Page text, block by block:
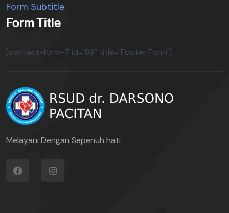
Form Subtitle
Form Title
[contact-form-7 id="89" title="Footer Form"]
Melayani Dengan Sepenuh hati